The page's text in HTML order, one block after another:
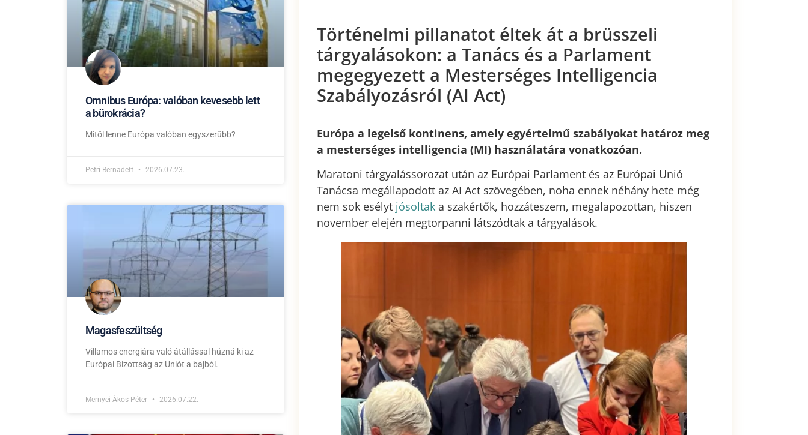
Omnibus Európa: valóban kevesebb lett
a bürokrácia?
Mitől lenne Európa valóban egyszerűbb?
Petri Bernadett 2026.07.23.
Magasfeszültség
Villamos energiára való átállással húzná ki az
Európai Bizottság az Uniót a bajból.
Mernyei Ákos Péter 2026.07.22.
Történelmi pillanatot éltek át a brüsszeli
tárgyalásokon: a Tanács és a Parlament
megegyezett a Mesterséges Intelligencia
Szabályozásról (AI Act)
Európa a legelső kontinens, amely egyértelmű szabályokat határoz meg
a mesterséges intelligencia (MI) használatára vonatkozóan.
Maratoni tárgyalássorozat után az Európai Parlament és az Európai Unió
Tanácsa megállapodott az AI Act szövegében, noha ennek néhány hete még
nem sok esélyt jósoltaka szakértők, hozzáteszem, megalapozottan, hiszen
november elején megtorpanni látszódtak a tárgyalások.